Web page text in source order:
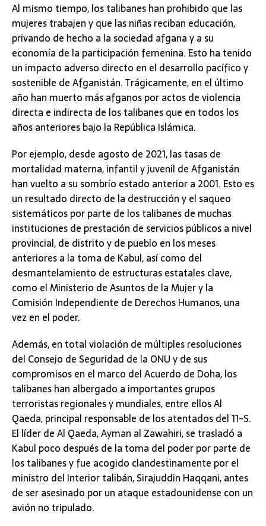
Al mismo tiempo, los talibanes han prohibido que las
mujeres trabajen y que las niñas reciban educación,
privando de hecho a la sociedad afgana y a su
economía de la participación femenina. Esto ha tenido
un impacto adverso directo en el desarrollo pacífico y
sostenible de Afganistán. Trágicamente, en el último
año han muerto más afganos por actos de violencia
directa e indirecta de los talibanes que en todos los
años anteriores bajo la República Islámica.
Por ejemplo, desde agosto de 2021, las tasas de
mortalidad materna, infantil y juvenil de Afganistán
han vuelto a su sombrío estado anterior a 2001. Esto es
un resultado directo de la destrucción y el saqueo
sistemáticos por parte de los talibanes de muchas
instituciones de prestación de servicios públicos a nivel
provincial, de distrito y de pueblo en los meses
anteriores a la toma de Kabul, así como del
desmantelamiento de estructuras estatales clave,
como el Ministerio de Asuntos de la Mujer y la
Comisión Independiente de Derechos Humanos, una
vez en el poder.
Además, en total violación de múltiples resoluciones
del Consejo de Seguridad de la ONU y de sus
compromisos en el marco del Acuerdo de Doha, los
talibanes han albergado a importantes grupos
terroristas regionales y mundiales, entre ellos Al
Qaeda, principal responsable de los atentados del 11-S.
El líder de Al Qaeda, Ayman al Zawahiri, se trasladó a
Kabul poco después de la toma del poder por parte de
los talibanes y fue acogido clandestinamente por el
ministro del Interior talibán, Sirajuddin Haqqani, antes
de ser asesinado por un ataque estadounidense con un
avión no tripulado.